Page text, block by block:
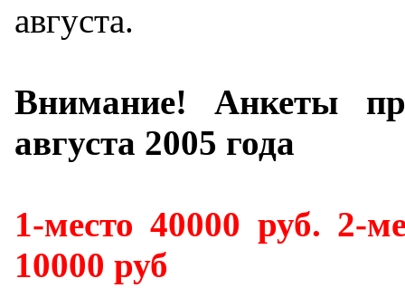
августа.
Внимание! Анкеты
августа 2005 года
1-место 40000 руб. 2-
10000 руб